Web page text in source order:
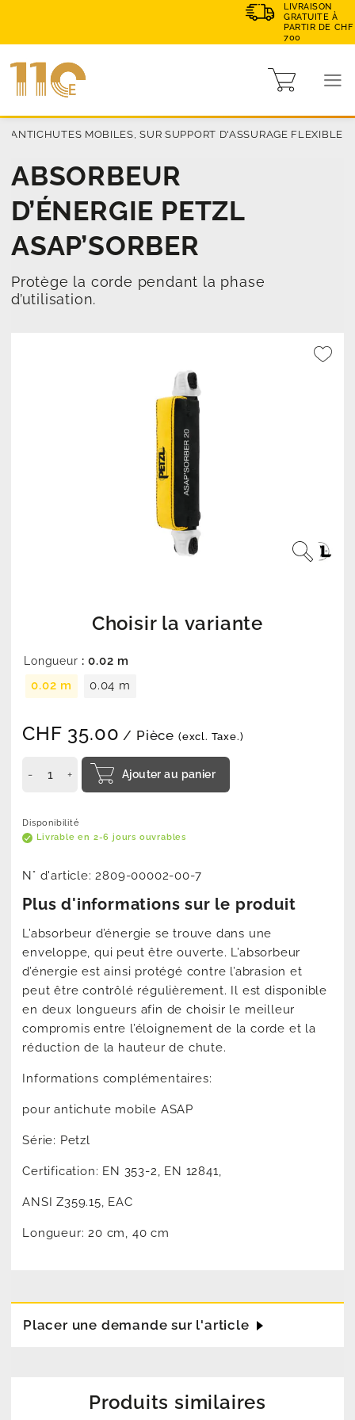
LIVRAISON
GRATUITE À
PARTIR DE CHF
700
ANTICHUTES MOBILES, SUR SUPPORT D'ASSURAGE FLEXIBLE
ABSORBEUR
D’ÉNERGIE PETZL
ASAP’SORBER
Protège la corde pendant la phase
d’utilisation.
Choisir la variante
Longueur : 0.02 m
0.02 m
0.04 m
CHF 35.00 / Pièce (excl. Taxe.)
Ajouter au panier
Disponibilité
Livrable en 2-6 jours ouvrables
N° d'article:2809-00002-00-7
Plus d'informations sur le produit
L’absorbeur d’énergie se trouve dans une
enveloppe, qui peut être ouverte. L’absorbeur
d’énergie est ainsi protégé contre l’abrasion et
peut être contrôlé régulièrement. Il est disponible
en deux longueurs afin de choisir le meilleur
compromis entre l’éloignement de la corde et la
réduction de la hauteur de chute.
Informations complémentaires:
pour antichute mobile ASAP
Série: Petzl
Certification: EN 353-2, EN 12841,
ANSI Z359.15, EAC
Longueur: 20 cm, 40 cm
Placer une demande sur l'article
Produits similaires